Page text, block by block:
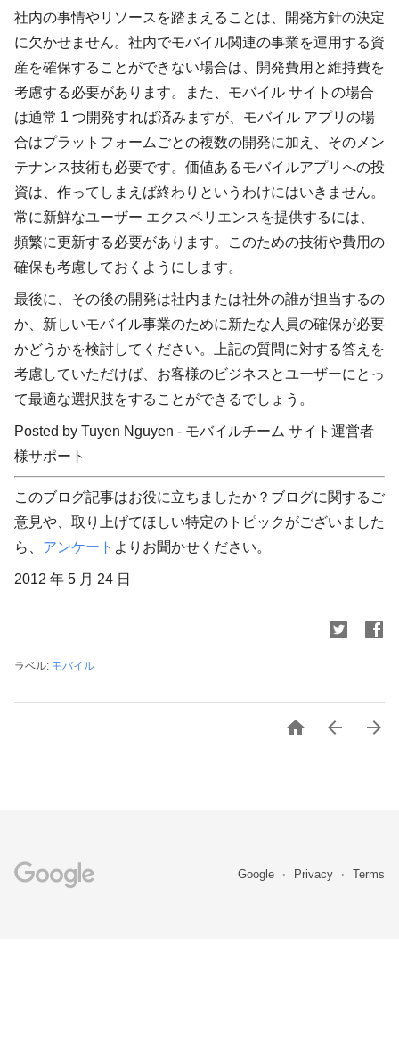
社内の事情やリソースを踏まえることは、開発方針の決定
に欠かせません。社内でモバイル関連の事業を運用する資
産を確保することができない場合は、開発費用と維持費を
考慮する必要があります。また、モバイル サイトの場合
は通常 1 つ開発すれば済みますが、モバイル アプリの場
合はプラットフォームごとの複数の開発に加え、そのメン
テナンス技術も必要です。価値あるモバイルアプリへの投
資は、作ってしまえば終わりというわけにはいきません。
常に新鮮なユーザー エクスペリエンスを提供するには、
頻繁に更新する必要があります。このための技術や費用の
確保も考慮しておくようにします。
最後に、その後の開発は社内または社外の誰が担当するの
か、新しいモバイル事業のために新たな人員の確保が必要
かどうかを検討してください。上記の質問に対する答えを
考慮していただけば、お客様のビジネスとユーザーにとっ
て最適な選択肢をすることができるでしょう。
Posted by Tuyen Nguyen - モバイルチーム サイト運営者
様サポート
このブログ記事はお役に立ちましたか？ブログに関するご
意見や、取り上げてほしい特定のトピックがございました
ら、 アンケート よりお聞かせください。
2012 年 5 月 24 日
ラベル: モバイル
  
Google Privacy Terms